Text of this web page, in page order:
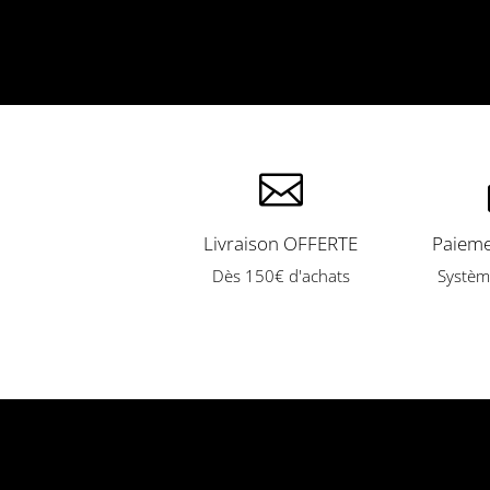

Livraison OFFERTE
Dès 150€ d'achats